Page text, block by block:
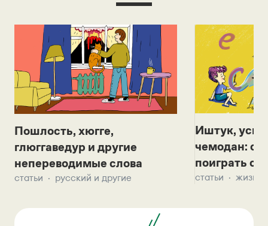
Пошлость, хюгге,
глюггаведур и другие
непереводимые слова
статьи русский и другие
Иштук,
чемодан:
поиграть с
статьи жизнь